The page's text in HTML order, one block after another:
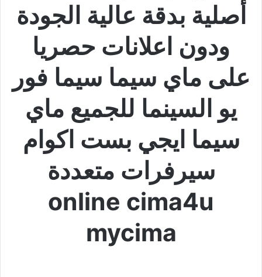
أصلية بدقة عالية الجودة
ودون اعلانات حصريا
على ماي سيما سيما فور
يو السينما للجميع ماي
سيما ايجي بست اكوام
سيرفرات متعددة
online cima4u
mycima